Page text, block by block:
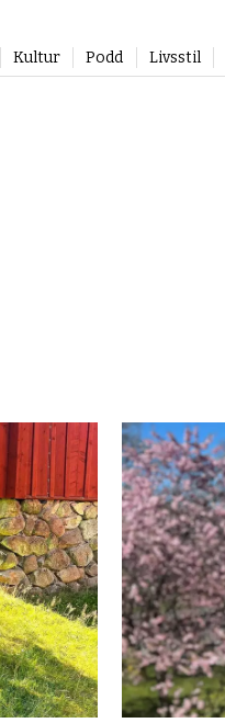
Kultur Podd Livsstil